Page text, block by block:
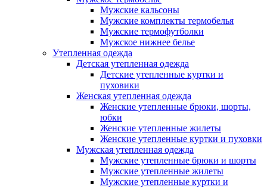
Мужские кальсоны
Мужские комплекты термобелья
Мужские термофутболки
Мужское нижнее белье
Утепленная одежда
Детская утепленная одежда
Детские утепленные куртки и
пуховики
Женская утепленная одежда
Женские утепленные брюки, шорты,
юбки
Женские утепленные жилеты
Женские утепленные куртки и пуховки
Мужская утепленная одежда
Мужские утепленные брюки и шорты
Мужские утепленные жилеты
Мужские утепленные куртки и